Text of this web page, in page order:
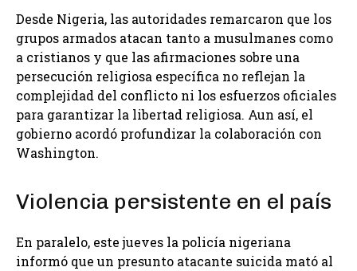
Desde Nigeria, las autoridades remarcaron que los
grupos armados atacan tanto a musulmanes como
a cristianos y que las afirmaciones sobre una
persecución religiosa específica no reflejan la
complejidad del conflicto ni los esfuerzos oficiales
para garantizar la libertad religiosa. Aun así, el
gobierno acordó profundizar la colaboración con
Washington.
Violencia persistente en el país
En paralelo, este jueves la policía nigeriana
informó que un presunto atacante suicida mató al